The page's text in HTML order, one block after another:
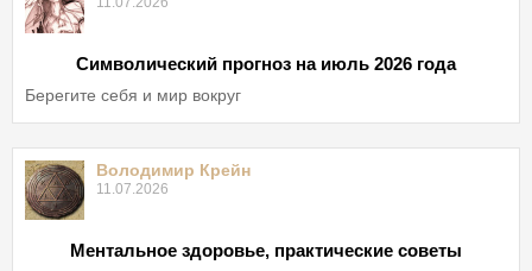
Символический прогноз на июль 2026 года
Берегите себя и мир вокруг
Володимир Крейн
11.07.2026
Ментальное здоровье, практические советы